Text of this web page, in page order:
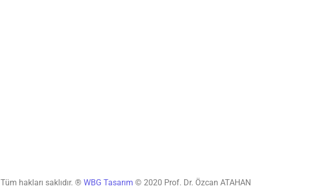
Tüm hakları saklıdır. ®WBG Tasarım© 2020 Prof. Dr. Özcan ATAHAN